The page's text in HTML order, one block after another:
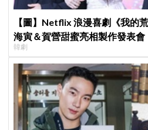
【圖】Netflix 浪漫喜劇《我的
海寅＆賀營甜蜜亮相製作發表
待
韓劇